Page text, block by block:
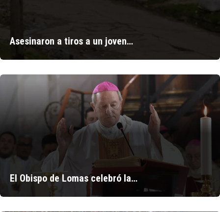
Asesinaron a tiros a un joven…
El Obispo de Lomas celebró la…